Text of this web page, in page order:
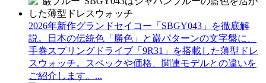
2026年新作グランドセイコー「SBGY043」を徹底解
説。日本の伝統色「勝色」と巌パターンの文字盤に、
手巻スプリングドライブ「9R31」を搭載した薄型ドレ
スウォッチ。スペックや価格、関連モデルとの違いを
ご紹介します。...